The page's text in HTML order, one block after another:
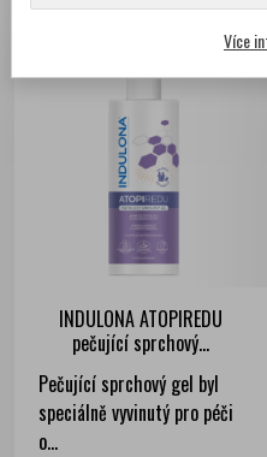
INDULONA ATOPIREDU
pečující sprchový...
Pečující sprchový gel byl
speciálně vyvinutý pro péči
o...
Více